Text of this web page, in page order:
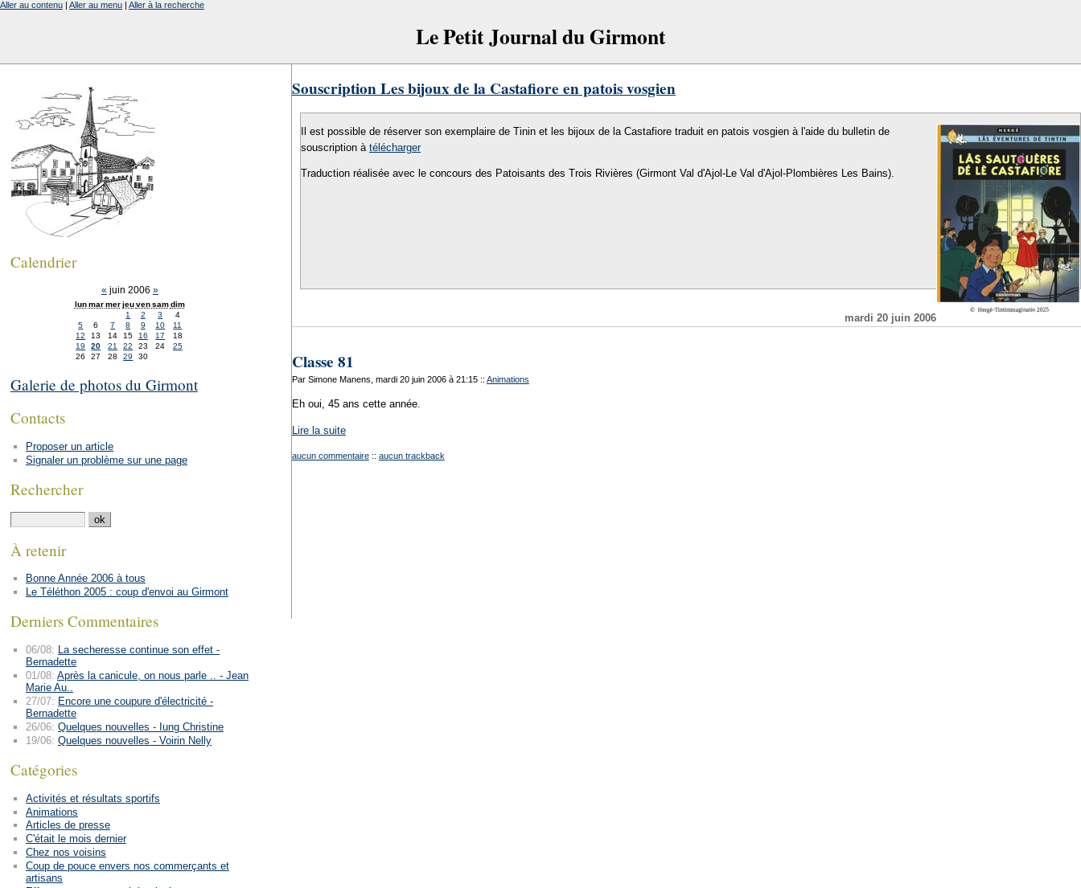
Le Petit Journal du Girmont
Aller au contenu | Aller au menu | Aller à la recherche
Souscription Les bijoux de la Castafiore en patois vosgien
Il est possible de réserver son exemplaire de Tinin et les bijoux de la Castafiore traduit en patois vosgien à l'aide du bulletin de
souscription à télécharger
Traduction réalisée avec le concours des Patoisants des Trois Rivières (Girmont Val d'Ajol-Le Val d'Ajol-Plombières Les Bains).
mardi 20 juin 2006
Classe 81
Par Simone Manens, mardi 20 juin 2006 à 21:15 :: Animations
Eh oui, 45 ans cette année.
Lire la suite
aucun commentaire :: aucun trackback
Calendrier
« juin 2006 »
lun mar mer jeu ven sam dim
1
2 3
4
5
6 7 8 9 10
11
12
13 14 15 16 17
18
19
20 21 22 23 24
25
26
27 28 29 30
Galerie de photos du Girmont
Contacts
Proposer un article
Signaler un problème sur une page
Rechercher
À retenir
Bonne Année 2006 à tous
Le Téléthon 2005 : coup d'envoi au Girmont
Derniers Commentaires
06/08: La secheresse continue son effet -
Bernadette
01/08: Après la canicule, on nous parle .. - Jean
Marie Au..
27/07: Encore une coupure d'électricité -
Bernadette
26/06: Quelques nouvelles - Iung Christine
19/06: Quelques nouvelles - Voirin Nelly
Catégories
Activités et résultats sportifs
Animations
Articles de presse
C'était le mois dernier
Chez nos voisins
Coup de pouce envers nos commerçants et
artisans